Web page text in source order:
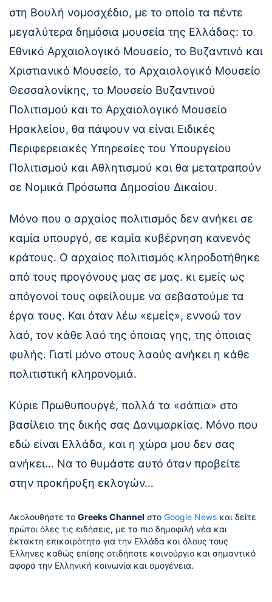
στη Βουλή νομοσχέδιο, με το οποίο τα πέντε
μεγαλύτερα δημόσια μουσεία της Ελλάδας: το
Εθνικό Αρχαιολογικό Μουσείο, το Βυζαντινό και
Χριστιανικό Μουσείο, το Αρχαιολογικό Μουσείο
Θεσσαλονίκης, το Μουσείο Βυζαντινού
Πολιτισμού και το Αρχαιολογικό Μουσείο
Ηρακλείου, θα πάψουν να είναι Ειδικές
Περιφερειακές Υπηρεσίες του Υπουργείου
Πολιτισμού και Αθλητισμού και θα μετατραπούν
σε Νομικά Πρόσωπα Δημοσίου Δικαίου.
Μόνο που ο αρχαίος πολιτισμός δεν ανήκει σε
καμία υπουργό, σε καμία κυβέρνηση κανενός
κράτους. Ο αρχαίος πολιτισμός κληροδοτήθηκε
από τους προγόνους μας σε μας. κι εμείς ως
απόγονοί τους οφείλουμε να σεβαστούμε τα
έργα τους. Και όταν λέω «εμείς», εννοώ τον
λαό, τον κάθε λαό της όποιας γης, της όποιας
φυλής. Γιατί μόνο στους λαούς ανήκει η κάθε
πολιτιστική κληρονομιά.
Κύριε Πρωθυπουργέ, πολλά τα «σάπια» στο
βασίλειο της δικής σας Δανιμαρκίας. Μόνο που
εδώ είναι Ελλάδα, και η χώρα μου δεν σας
ανήκει… Να το θυμάστε αυτό όταν προβείτε
στην προκήρυξη εκλογών…
Ακολουθήστε το Greeks Channel στο Google News και δείτε
πρώτοι όλες τις ειδήσεις, με τα πιο δημοφιλή νέα και
έκτακτη επικαιρότητα για την Ελλάδα και όλους τους
Έλληνες καθώς επίσης οτιδήποτε καινούργιο και σημαντικό
αφορά την Ελληνική κοινωνία και ομογένεια.